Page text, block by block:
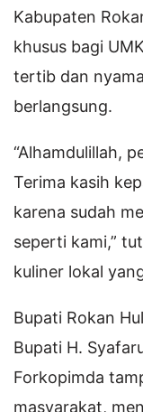
Kabupaten
khusus bagi
tertib dan
berlangsung.
“Alhamdulillah,
Terima kasih
karena sudah
seperti kami,”
kuliner lokal
Bupati Rokan
Bupati H.
Forkopimda
masyarakat,